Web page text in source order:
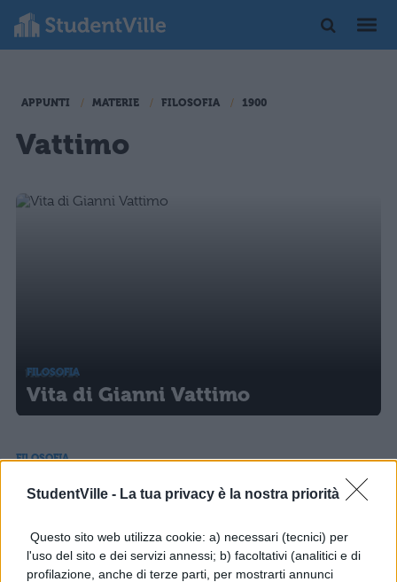
StudentVille - La tua privacy è la nostra priorità
Questo sito web utilizza cookie: a) necessari (tecnici) per
l'uso del sito e dei servizi annessi; b) facoltativi (analitici e di
profilazione, anche di terze parti, per mostrarti annunci
APPUNTI MATERIE FILOSOFIA 1900
Vattimo
FILOSOFIA
Vita di Gianni Vattimo
FILOSOFIA
Pensiero di Vattimo
FILOSOFIA
Il pensiero debole